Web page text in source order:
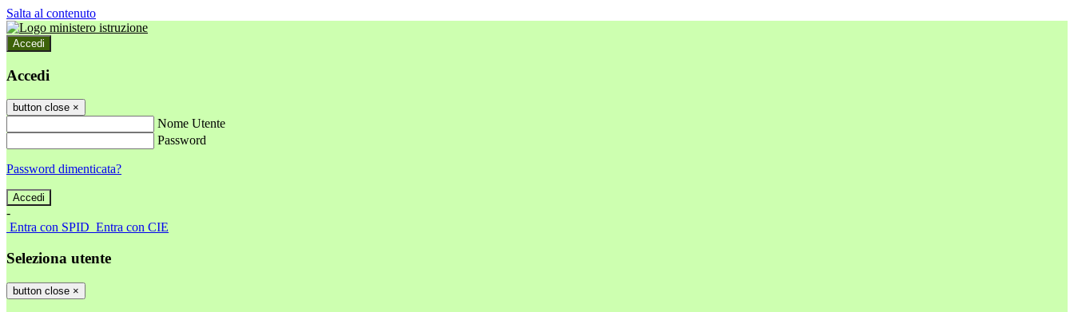
Salta al contenuto
Accedi
Accedi
button close ×
Nome Utente
Password
Password dimenticata?
-
Entra con SPID Entra con CIE
Seleziona utente
button close ×